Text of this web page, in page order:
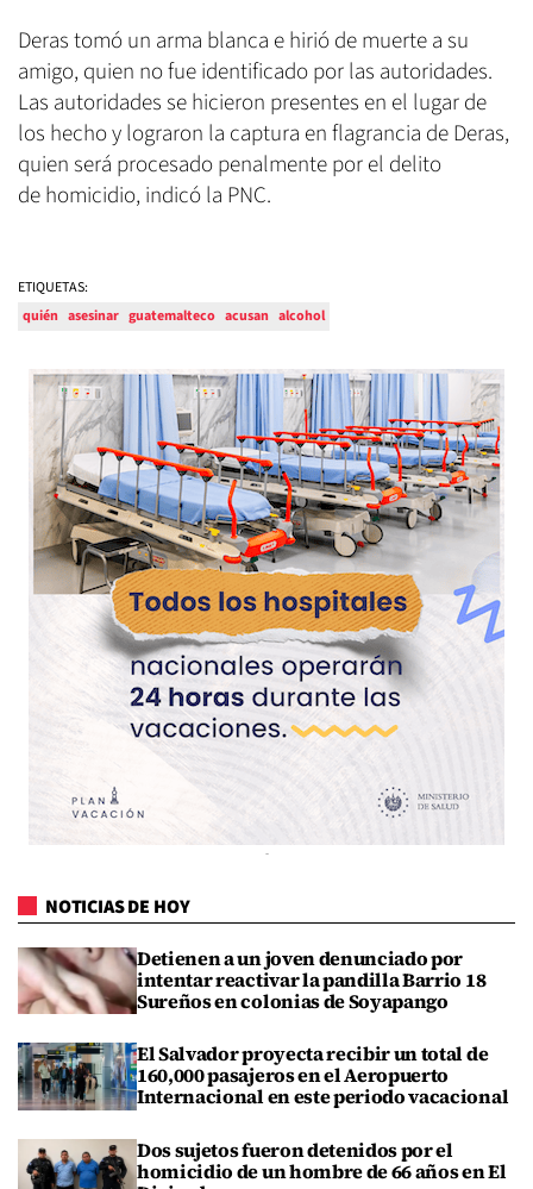
Deras tomó un arma blanca e hirió de muerte a su
amigo, quien no fue identificado por las autoridades.
Las autoridades se hicieron presentes en el lugar de
los hecho y lograron la captura en flagrancia de Deras,
quien será procesado penalmente por el delito
de homicidio, indicó la PNC.
ETIQUETAS:
quién asesinar guatemalteco acusan alcohol
NOTICIAS DE HOY
Detienen a un joven denunciado por
intentar reactivar la pandilla Barrio 18
Sureños en colonias de Soyapango
El Salvador proyecta recibir un total de
160,000 pasajeros en el Aeropuerto
Internacional en este periodo vacacional
Dos sujetos fueron detenidos por el
homicidio de un hombre de 66 años en El